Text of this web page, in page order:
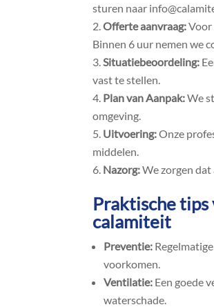
sturen naar
Offerte aanvraag:Voor
Binnen 6 uur nemen we
Situatiebeoordeling:
vast te stellen.​
Plan van Aanpak:We
omgeving.​
Uitvoering:Onze
middelen.​
Nazorg:We zorgen
Praktische tips
calamiteit
Preventie:
voorkomen.​
Ventilatie: Een goede
waterschade.​